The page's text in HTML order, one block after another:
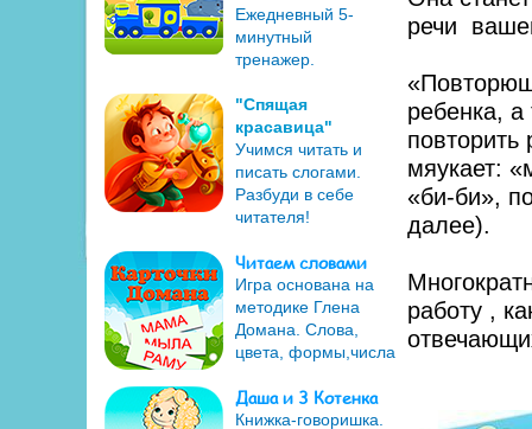
Ежедневный 5-
минутный
тренажер.
"Спящая
красавица"
Учимся читать и
писать слогами.
Разбуди в себе
читателя!
Читаем словами
Игра основана на
методике Глена
Домана. Слова,
цвета, формы,числа
Даша и 3 Котенка
Книжка-говоришка.
речи
ребенка,
повторить
мяукает:
«би-би»,
далее).
работу ,